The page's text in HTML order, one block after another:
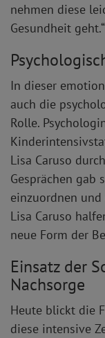
nehmen diese
Gesundheit geht.“
In dieser
auch die
Rolle.
Lisa Caruso
Gesprächen gab
einzuordnen
Lisa Caruso
neue Form der
Einsatz der
Nachsorge
Heute blickt die
diese intensive